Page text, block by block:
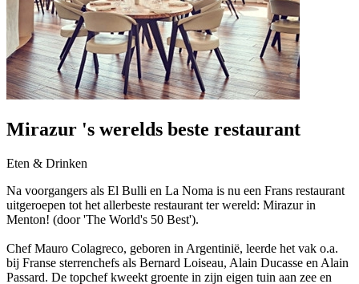
Mirazur 's werelds beste restaurant
Eten & Drinken
Na voorgangers als El Bulli en La Noma is nu een Frans restaurant
uitgeroepen tot het allerbeste restaurant ter wereld: Mirazur in
Menton! (door 'The World's 50 Best').
Chef Mauro Colagreco, geboren in Argentinië, leerde het vak o.a.
bij Franse sterrenchefs als Bernard Loiseau, Alain Ducasse en Alain
Passard. De topchef kweekt groente in zijn eigen tuin aan zee en